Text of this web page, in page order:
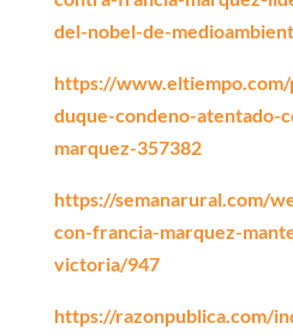
del-nobel-de-
https://
duque-condeno-atentado-
marquez-357382
https://semanarural.com/
con-francia-marquez-
victoria/947
https://razonpublica.com/